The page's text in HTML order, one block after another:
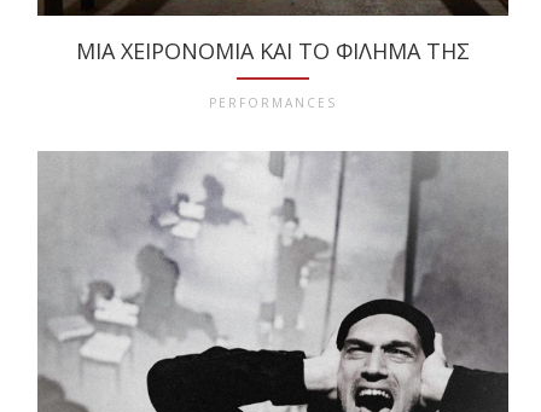
ΜΙΑ ΧΕΙΡΟΝΟΜΊΑ ΚΑΙ ΤΟ ΦΊΛΗΜΆ ΤΗΣ
PERFORMANCES